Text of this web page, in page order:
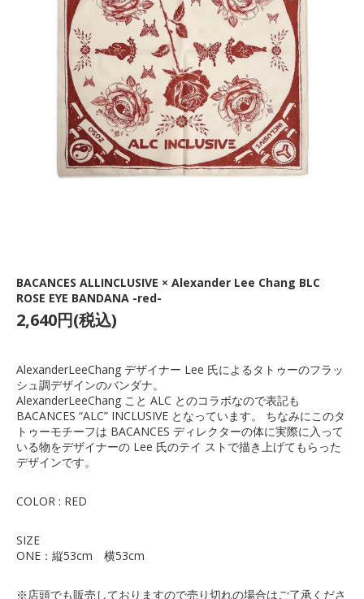
BACANCES ALLINCLUSIVE × Alexander Lee Chang BLC
ROSE EYE BANDANA -red-
2,640円(税込)
AlexanderLeeChang デザイナー Lee 氏によるタトゥーのフラッ
シュ調デザインのバンダナ。
AlexanderLeeChang こと ALC とのコラボなので表記も
BACANCES “ALC” INCLUSIVE となっています。 ちなみにこのタ
トゥーモチーフは BACANCES ディレクターの体に実際に入って
いる物をデザイナーの Lee 氏のテイ ストで描き上げてもらった
デザインです。
COLOR : RED
SIZE
ONE：縦53cm 横53cm
※店頭でも販売しておりますので売り切れの場合はご了承くださ